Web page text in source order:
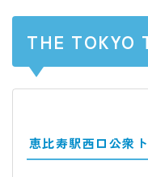
THE TOKYO
恵比寿駅西口公衆